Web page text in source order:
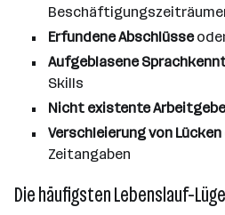
Erfundene Abschlüsse
Aufgeblasene
Skills
Nicht existente
Verschleierung von Lücken
Zeitangaben
Die häufigsten Lebenslauf-